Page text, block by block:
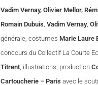
Vadim Vernay, Olivier Mellor,
Romain Dubuis, Vadim Vernay,
générale, costumes Marie Laure
concours du Collectif La Courte
Titrent, illustrations, production
Cartoucherie – Paris avec le